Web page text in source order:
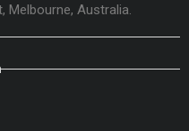
Melbourne, Australia.